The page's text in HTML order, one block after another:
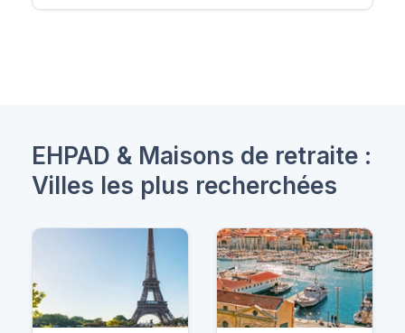
EHPAD & Maisons de retraite :
Villes les plus recherchées